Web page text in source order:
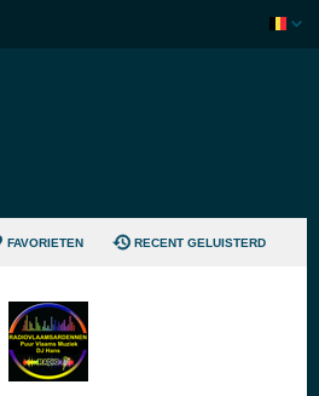
FAVORIETEN RECENT GELUISTERD